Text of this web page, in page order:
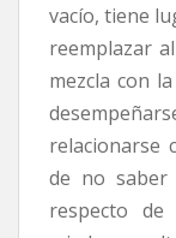
vacío, tiene
reemplazar
mezcla con
relacionarse
de no saber
respecto